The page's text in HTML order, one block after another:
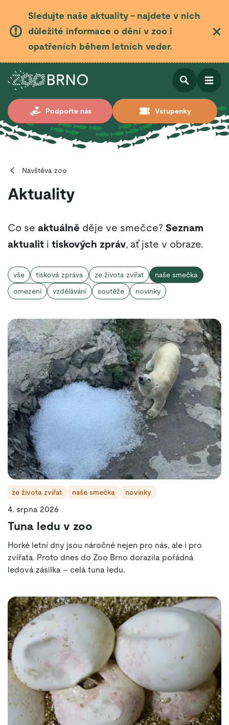
Sledujte naše aktuality – najdete v nich
důležité informace o dění v zoo i
opatřeních během letních veder.
Podpořte nás Vstupenky
Otevřít
Otevřít
Návštěva zoo
Aktuality
Co se aktuálně děje ve smečce? Seznam
aktualit i tiskových zpráv, ať jste v obraze.
vše tisková zpráva ze života zvířat
naše smečka
omezení
vzdělávání soutěže novinky
ze života zvířat naše smečka novinky
4. srpna 2026
Tuna ledu v zoo
Horké letní dny jsou náročné nejen pro nás, ale i pro
zvířata. Proto dnes do Zoo Brno dorazila pořádná
ledová zásilka – celá tuna ledu.